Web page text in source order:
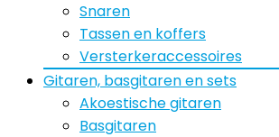
Snaren
Tassen en koffers
Versterkeraccessoires
Gitaren, basgitaren en sets
Akoestische gitaren
Basgitaren